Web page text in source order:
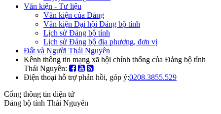
Văn kiện - Tư liệu
Văn kiện của Đảng
Văn kiện Đại hội Đảng bộ tỉnh
Lịch sử Đảng bộ tỉnh
Lịch sử Đảng bộ địa phương, đơn vị
Đất và Người Thái Nguyên
Kênh thông tin mạng xã hội chính thống của Đảng bộ tỉnh
Thái Nguyên:
Điện thoại hỗ trợ phản hồi, góp ý:0208.3855.529
Cổng thông tin điện tử
Đảng bộ tỉnh Thái Nguyên